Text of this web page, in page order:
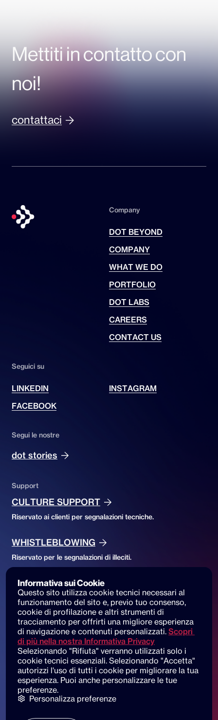
Mettiti in contatto con
noi!
contattaci
Company
DOT BEYOND
COMPANY
WHAT WE DO
PORTFOLIO
DOT LABS
CAREERS
CONTACT US
Seguici su
LINKEDIN
INSTAGRAM
FACEBOOK
Segui le nostre
dot stories
Support
CULTURE SUPPORT
Riservato ai clienti per segnalazioni tecniche.
WHISTLEBLOWING
Riservato per le segnalazioni di illeciti.
Accessibility
ACCESSIBILITY DECLARATION
Accessibilità del sito e segnalazioni
© 2025 dot beyond srl. All rights reserved
C.F. e P. IVA: 14530051003
Piazza di Sant'Andrea della Valle, 6
00186 Roma
Informativa sui Cookie
Questo sito utilizza cookie tecnici necessari al
funzionamento del sito e, previo tuo consenso,
cookie di profilazione e altri strumenti di
tracciamento per offrirti una migliore esperienza
di navigazione e contenuti personalizzati. Scopri
di più nella nostra Informativa Privacy
Selezionando "Rifiuta" verranno utilizzati solo i
cookie tecnici essenziali. Selezionando "Accetta"
autorizzi l'uso di tutti i cookie per migliorare la tua
esperienza. Puoi anche personalizzare le tue
preferenze.
Personalizza preferenze